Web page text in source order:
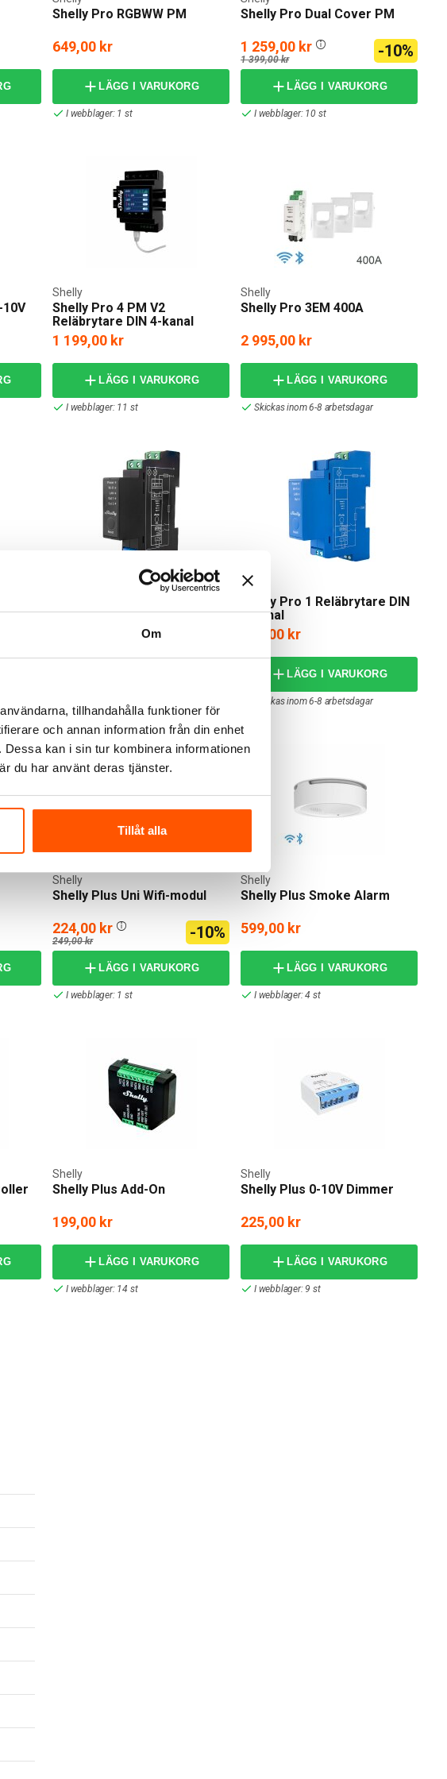
Om
tillhandahålla funktioner för
och annan information från din enhet
kan i sin tur kombinera informationen
du har använt deras tjänster.
Tillåt alla
Shelly Pro RGBWW PM
649,00 kr
LÄGG I VARUKORG
I webblager: 1 st
Shelly Pro Dual Cover PM
1 259,00 kr
1 399,00 kr -10%
LÄGG I VARUKORG
I webblager: 10 st
Shelly Pro 4 PM V2
Reläbrytare DIN 4-kanal
Shelly
1 199,00 kr
LÄGG I VARUKORG
I webblager: 11 st
Shelly Pro 3EM 400A
Shelly
2 995,00 kr
LÄGG I VARUKORG
Skickas inom 6-8 arbetsdagar
DIN 2-kanal
Shelly Pro 1 Reläbrytare DIN
1-kanal
Shelly
619,00 kr
LÄGG I VARUKORG
Skickas inom 6-8 arbetsdagar
Shelly Plus Uni Wifi-modul
Shelly
224,00 kr
249,00 kr -10%
LÄGG I VARUKORG
I webblager: 1 st
Shelly Plus Smoke Alarm
Shelly
599,00 kr
LÄGG I VARUKORG
I webblager: 4 st
Shelly Plus Add-On
Shelly
199,00 kr
LÄGG I VARUKORG
I webblager: 14 st
Shelly Plus 0-10V Dimmer
Shelly
225,00 kr
LÄGG I VARUKORG
I webblager: 9 st